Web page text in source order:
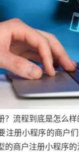
？流程到底是怎么
注册小程序的商户
的商户注册小程序